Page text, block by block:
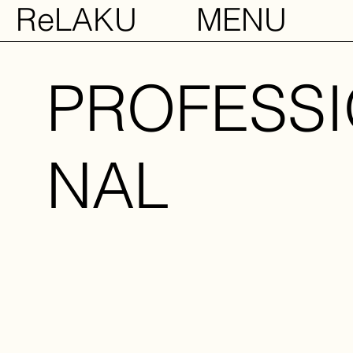
ReLAKU MENU
NAL